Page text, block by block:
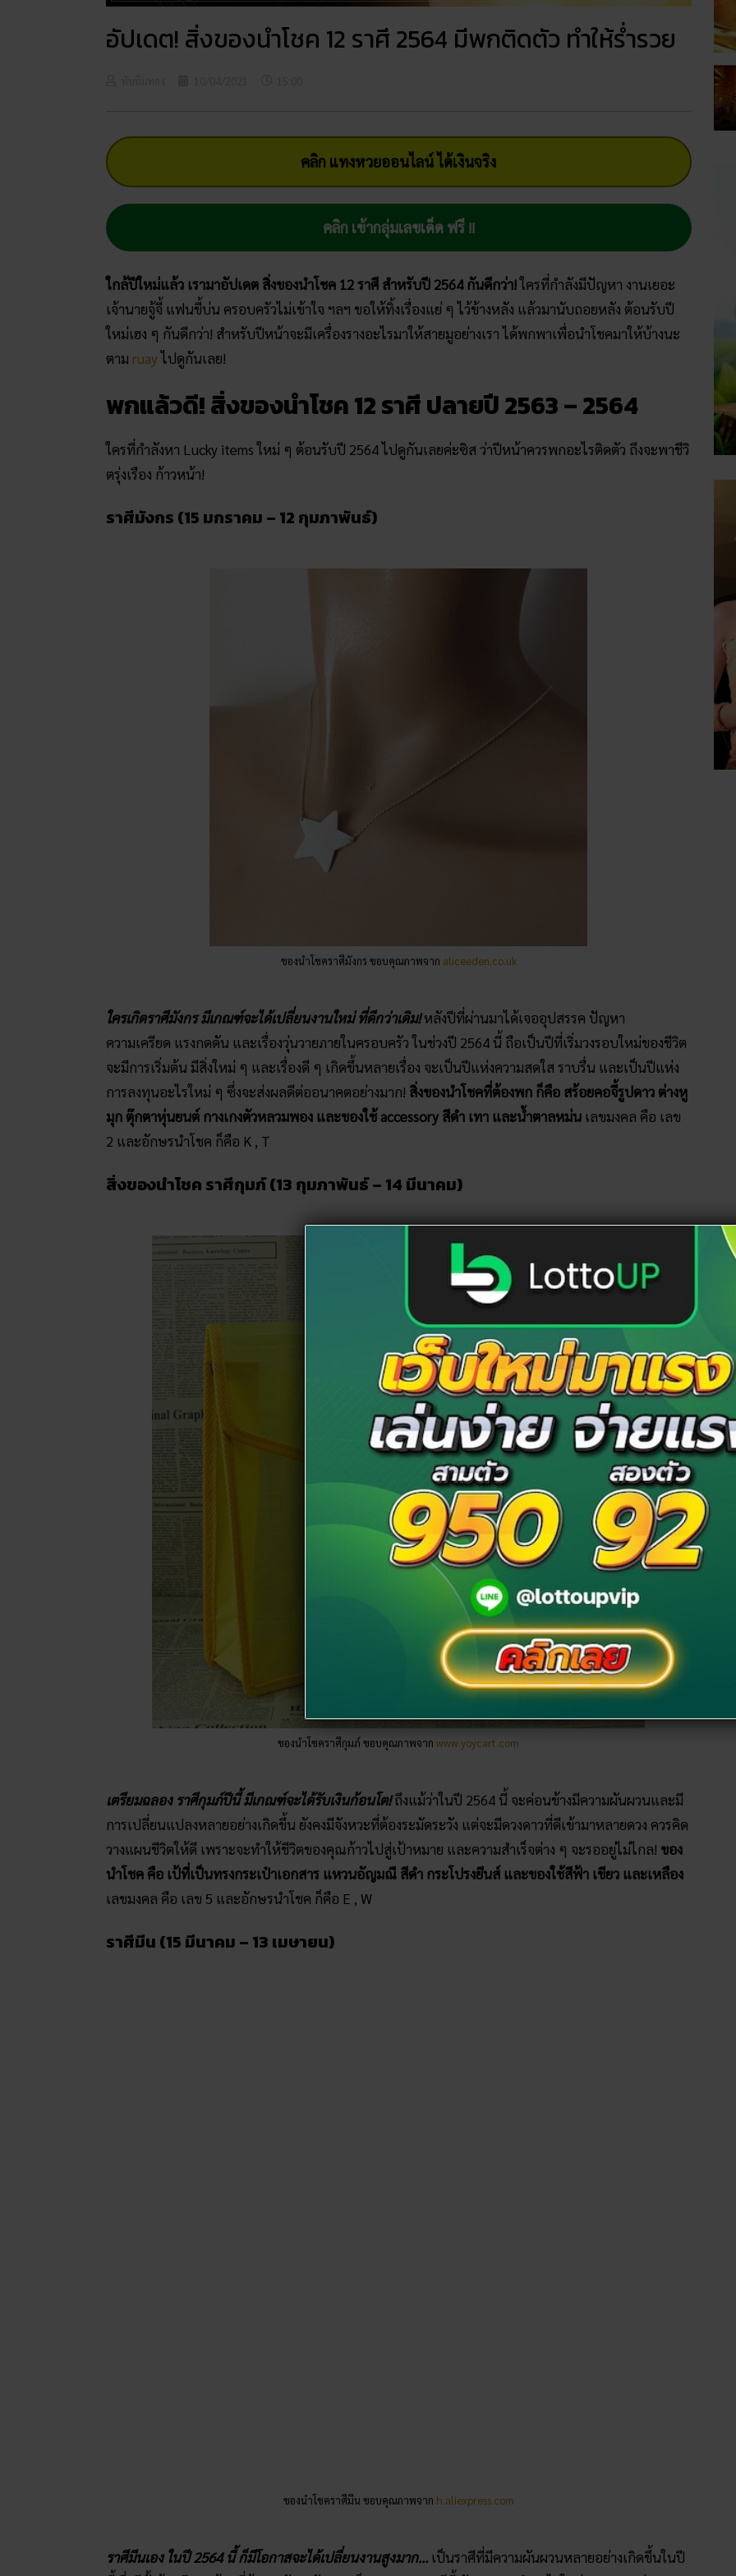
อัปเดต! สิ่งของนำโชค 12 ราศี 2564 มีพกติดตัว ทำให้ร่ำรวย
คลิก แทงหวยออนไลน์ ได้เงินจริง
คลิก เข้ากลุ่มเลขเด็ด ฟรี !!
ใกล้ปีใหม่แล้ว เรามาอัปเดต สิ่งของนำโชค 12 ราศี สำหรับปี 2564 กันดีกว่า!ใครที่กำลังมีปัญหา งานเยอะ
เจ้านายจู้จี้ แฟนขี้บ่น ครอบครัวไม่เข้าใจ ฯลฯ ขอให้ทิ้งเรื่องแย่ ๆ ไว้ข้างหลัง แล้วมานับถอยหลัง ต้อนรับปี
ใหม่เฮง ๆ กันดีกว่า! สำหรับปีหน้าจะมีเครื่องรางอะไรมาให้สายมูอย่างเรา ได้พกพาเพื่อนำโชคมาให้บ้างนะ
ตาม ruayไปดูกันเลย!
พกแล้วดี! สิ่งของนำโชค 12 ราศี ปลายปี 2563 – 2564
ใครที่กำลังหา Lucky items ใหม่ ๆ ต้อนรับปี 2564 ไปดูกันเลยค่ะซิส ว่าปีหน้าควรพกอะไรติดตัว ถึงจะพาชีวิ
ตรุ่งเรือง ก้าวหน้า!
ราศีมังกร (15 มกราคม – 12 กุมภาพันธ์)
ของนำโชคราศีมังกร ขอบคุณภาพจาก aliceeden.co.uk
ใครเกิดราศีมังกร มีเกณฑ์จะได้เปลี่ยนงานใหม่ ที่ดีกว่าเดิม! หลังปีที่ผ่านมาได้เจออุปสรรค ปัญหา
ความเครียด แรงกดดัน และเรื่องวุ่นวายภายในครอบครัว ในช่วงปี 2564 นี้ ถือเป็นปีที่เริ่มวงรอบใหม่ของชีวิต
จะมีการเริ่มต้น มีสิ่งใหม่ ๆ และเรื่องดี ๆ เกิดขึ้นหลายเรื่อง จะเป็นปีแห่งความสดใส ราบรื่น และเป็นปีแห่ง
การลงทุนอะไรใหม่ ๆ ซึ่งจะส่งผลดีต่ออนาคตอย่างมาก! สิ่งของนำโชคที่ต้องพก ก็คือ สร้อยคอจี้รูปดาว ต่างหู
มุก ตุ๊กตาหุ่นยนต์ กางเกงตัวหลวมพอง และของใช้ accessory สีดำ เทา และน้ำตาลหม่น เลขมงคล คือ เลข
2 และอักษรนำโชค ก็คือ K , T
สิ่งของนำโชค ราศีกุมภ์ (13 กุมภาพันธ์ – 14 มีนาคม)
ของนำโชคราศีกุมภ์ ขอบคุณภาพจาก www.yoycart.com
เตรียมฉลอง ราศีกุมภ์ปีนี้ มีเกณฑ์จะได้รับเงินก้อนโต! ถึงแม้ว่าในปี 2564 นี้ จะค่อนข้างมีความผันผวนและมี
การเปลี่ยนแปลงหลายอย่างเกิดขึ้น ยังคงมีจังหวะที่ต้องระมัดระวัง แต่จะมีดวงดาวที่ดีเข้ามาหลายดวง ควรคิด
วางแผนชีวิตให้ดี เพราะจะทำให้ชีวิตของคุณก้าวไปสู่เป้าหมาย และความสำเร็จต่าง ๆ จะรออยู่ไม่ไกล! ของ
นำโชค คือ เป้ที่เป็นทรงกระเป๋าเอกสาร แหวนอัญมณี สีดำ กระโปรงยีนส์ และของใช้สีฟ้า เขียว และเหลือง
เลขมงคล คือ เลข 5 และอักษรนำโชค ก็คือ E , W
ราศีมีน (15 มีนาคม – 13 เมษายน)
ของนำโชคราศีมีน ขอบคุณภาพจาก h.aliexpress.com
ราศีมีนเอง ในปี 2564 นี้ ก็มีโอกาสจะได้เปลี่ยนงานสูงมาก… เป็นราศีที่มีความผันผวนหลายอย่างเกิดขึ้นในปี